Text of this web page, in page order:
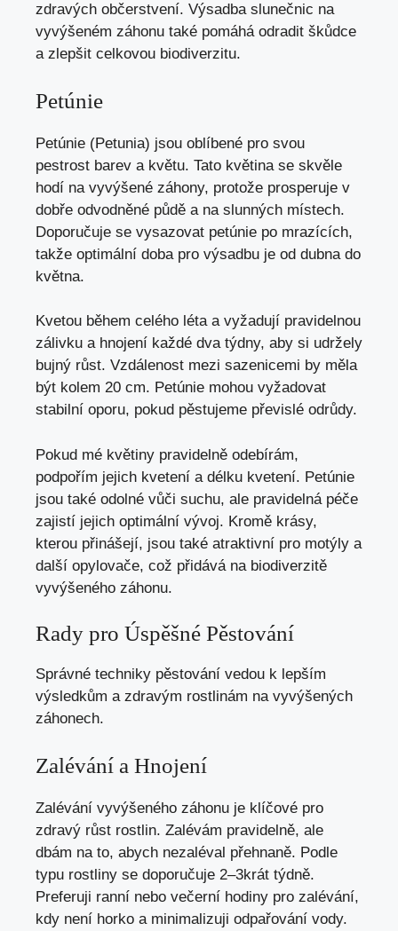
zdravých občerstvení. Výsadba slunečnic na
vyvýšeném záhonu také pomáhá odradit škůdce
a zlepšit celkovou biodiverzitu.
Petúnie
Petúnie (Petunia) jsou oblíbené pro svou
pestrost barev a květu. Tato květina se skvěle
hodí na vyvýšené záhony, protože prosperuje v
dobře odvodněné půdě a na slunných místech.
Doporučuje se vysazovat petúnie po mrazících,
takže optimální doba pro výsadbu je od dubna do
května.
Kvetou během celého léta a vyžadují pravidelnou
zálivku a hnojení každé dva týdny, aby si udržely
bujný růst. Vzdálenost mezi sazenicemi by měla
být kolem 20 cm. Petúnie mohou vyžadovat
stabilní oporu, pokud pěstujeme převislé odrůdy.
Pokud mé květiny pravidelně odebírám,
podpořím jejich kvetení a délku kvetení. Petúnie
jsou také odolné vůči suchu, ale pravidelná péče
zajistí jejich optimální vývoj. Kromě krásy,
kterou přinášejí, jsou také atraktivní pro motýly a
další opylovače, což přidává na biodiverzitě
vyvýšeného záhonu.
Rady pro Úspěšné Pěstování
Správné techniky pěstování vedou k lepším
výsledkům a zdravým rostlinám na vyvýšených
záhonech.
Zalévání a Hnojení
Zalévání vyvýšeného záhonu je klíčové pro
zdravý růst rostlin. Zalévám pravidelně, ale
dbám na to, abych nezaléval přehnaně. Podle
typu rostliny se doporučuje 2–3krát týdně.
Preferuji ranní nebo večerní hodiny pro zalévání,
kdy není horko a minimalizuji odpařování vody.